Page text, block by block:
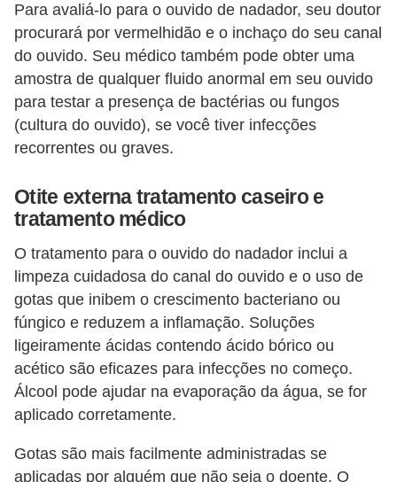
Para avaliá-lo para o ouvido de nadador, seu doutor
procurará por vermelhidão e o inchaço do seu canal
do ouvido. Seu médico também pode obter uma
amostra de qualquer fluido anormal em seu ouvido
para testar a presença de bactérias ou fungos
(cultura do ouvido), se você tiver infecções
recorrentes ou graves.
Otite externa tratamento caseiro e
tratamento médico
O tratamento para o ouvido do nadador inclui a
limpeza cuidadosa do canal do ouvido e o uso de
gotas que inibem o crescimento bacteriano ou
fúngico e reduzem a inflamação. Soluções
ligeiramente ácidas contendo ácido bórico ou
acético são eficazes para infecções no começo.
Álcool pode ajudar na evaporação da água, se for
aplicado corretamente.
Gotas são mais facilmente administradas se
aplicadas por alguém que não seja o doente. O